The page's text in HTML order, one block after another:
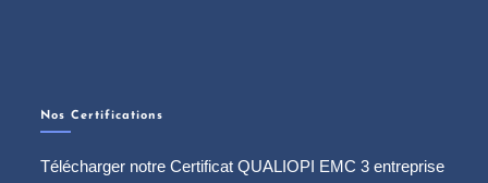
Nos Certifications
Télécharger notre Certificat QUALIOPI EMC 3 entreprise